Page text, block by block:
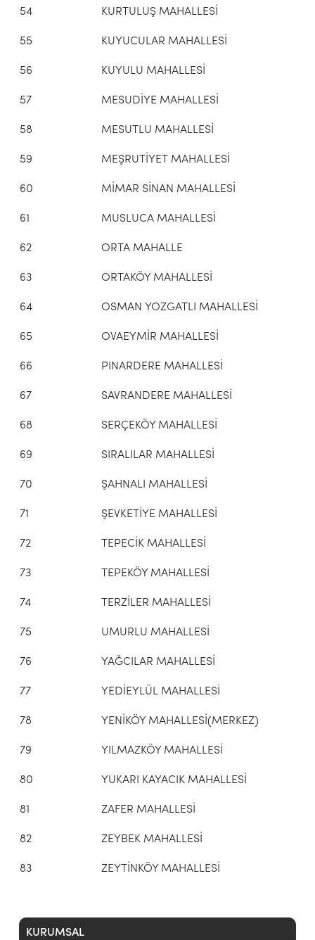
KURUMSAL
54 KURTULUŞ MAHALLESİ
55 KUYUCULAR MAHALLESİ
56 KUYULU MAHALLESİ
57 MESUDİYE MAHALLESİ
58 MESUTLU MAHALLESİ
59 MEŞRUTİYET MAHALLESİ
60 MİMAR SİNAN MAHALLESİ
61 MUSLUCA MAHALLESİ
62 ORTA MAHALLE
63 ORTAKÖY MAHALLESİ
64 OSMAN YOZGATLI MAHALLESİ
65 OVAEYMİR MAHALLESİ
66 PINARDERE MAHALLESİ
67 SAVRANDERE MAHALLESİ
68 SERÇEKÖY MAHALLESİ
69 SIRALILAR MAHALLESİ
70 ŞAHNALI MAHALLESİ
71 ŞEVKETİYE MAHALLESİ
72 TEPECİK MAHALLESİ
73 TEPEKÖY MAHALLESİ
74 TERZİLER MAHALLESİ
75 UMURLU MAHALLESİ
76 YAĞCILAR MAHALLESİ
77 YEDİEYLÜL MAHALLESİ
78 YENİKÖY MAHALLESİ(MERKEZ)
79 YILMAZKÖY MAHALLESİ
80 YUKARI KAYACIK MAHALLESİ
81 ZAFER MAHALLESİ
82 ZEYBEK MAHALLESİ
83 ZEYTİNKÖY MAHALLESİ